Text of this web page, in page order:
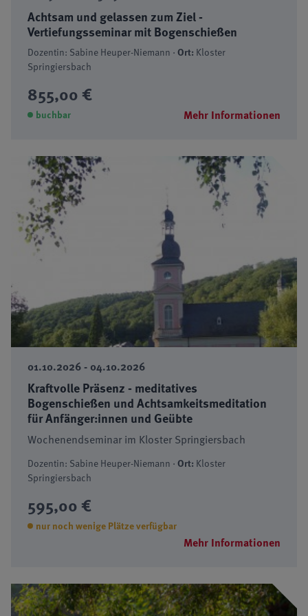
Achtsam und gelassen zum Ziel -
Vertiefungsseminar mit Bogenschießen
Dozentin: Sabine Heuper-Niemann ·Ort: Kloster
Springiersbach
855,00 €
buchbar Mehr Informationen
01.10.2026 - 04.10.2026
Kraftvolle Präsenz - meditatives
Bogenschießen und Achtsamkeitsmeditation
für Anfänger:innen und Geübte
Wochenendseminar im Kloster Springiersbach
Dozentin: Sabine Heuper-Niemann ·Ort: Kloster
Springiersbach
595,00 €
nur noch wenige Plätze verfügbar
Mehr Informationen